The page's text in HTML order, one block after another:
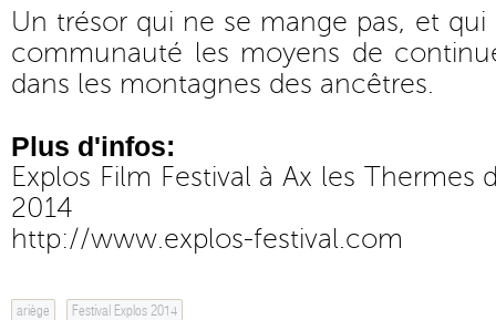
Un trésor qui ne se mange pas, et
communauté les moyens de
dans les montagnes des ancêtres.
Plus d'infos:
Explos Film Festival à Ax les Thermes
2014
http://www.explos-festival.com
ariège Festival Explos 2014